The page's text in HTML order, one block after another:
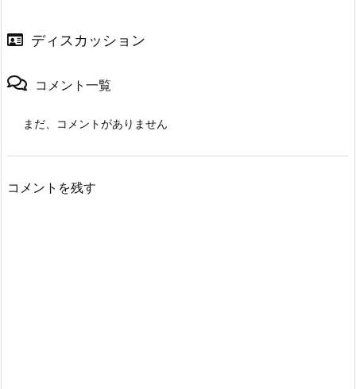
ディスカッション
コメント一覧
まだ、コメントがありません
コメントを残す